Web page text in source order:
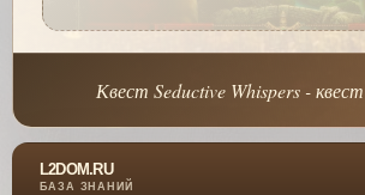
Квест Seductive Whispers -
L2DOM.RU
БАЗА ЗНАНИЙ